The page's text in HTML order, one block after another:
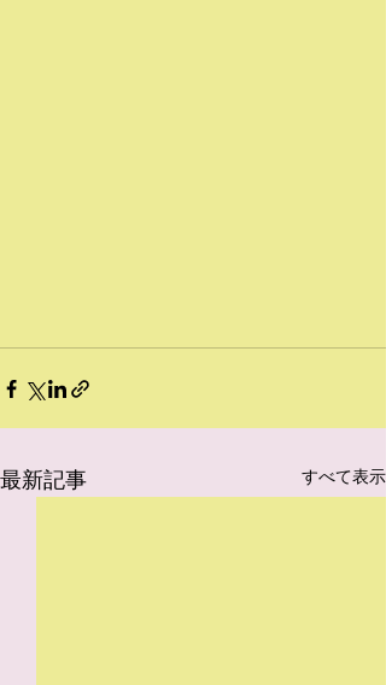
最新記事 すべて表示